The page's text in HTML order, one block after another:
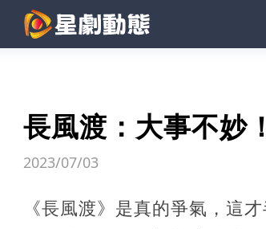
長風渡：大事不妙
2023/07/03
《長風渡》是真的爭氣，這